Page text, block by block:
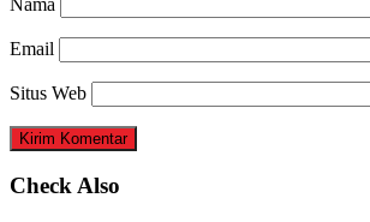
Email
Situs Web
Check Also